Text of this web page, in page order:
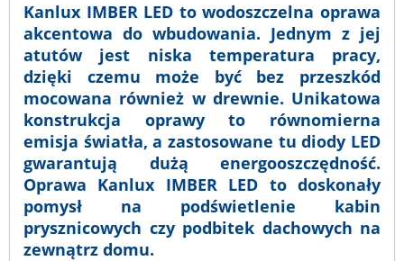
Kanlux IMBER LED to wodoszczelna oprawa
akcentowa do wbudowania. Jednym z jej
atutów jest niska temperatura pracy,
dzięki czemu może być bez przeszkód
mocowana również w drewnie. Unikatowa
konstrukcja oprawy to równomierna
emisja światła, a zastosowane tu diody LED
gwarantują dużą energooszczędność.
Oprawa Kanlux IMBER LED to doskonały
pomysł na podświetlenie kabin
prysznicowych czy podbitek dachowych na
zewnątrz domu.